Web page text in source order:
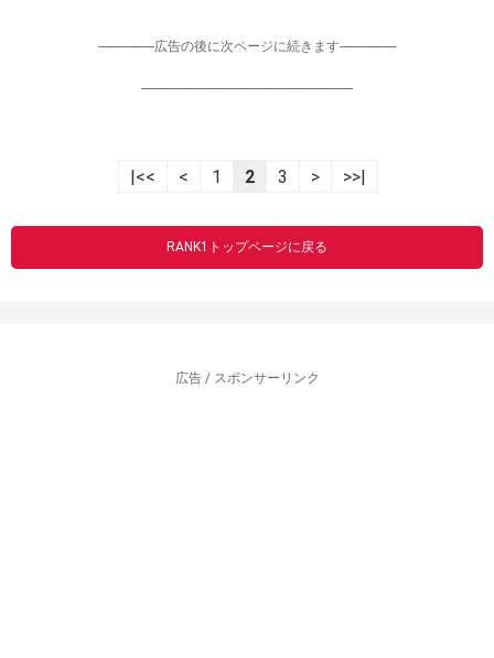
-----------------広告の後に次ページに続きます-----------------
----------------------------------------------------------------
|<< < 1 2 3 > >>|
RANK1トップページに戻る
広告 / スポンサーリンク